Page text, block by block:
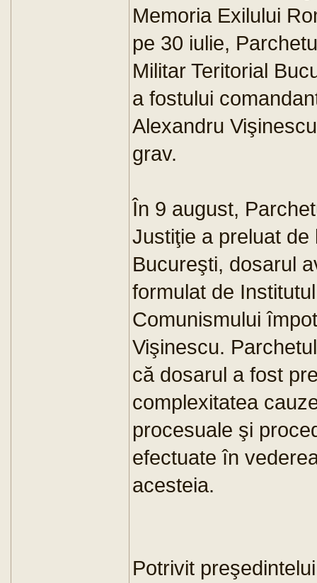
Memoria Exilului
pe 30 iulie,
Militar Teritorial
a fostului
Alexandru
grav.
În 9 august,
Justiţie a preluat de
Bucureşti, dosarul
formulat de
Comunismului
Vişinescu.
că dosarul a fost
complexitatea
procesuale şi
efectuate în
acesteia.
Potrivit